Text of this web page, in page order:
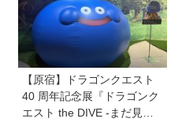
【原宿】ドラゴンクエスト
40 周年記念展『ドラゴンク
エスト the DIVE -まだ見ぬ